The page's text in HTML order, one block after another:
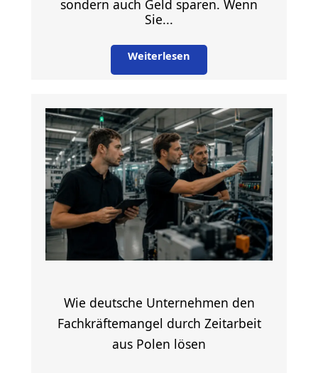
sondern auch Geld sparen. Wenn
Sie...
Weiterlesen
Wie deutsche Unternehmen den
Fachkräftemangel durch Zeitarbeit
aus Polen lösen